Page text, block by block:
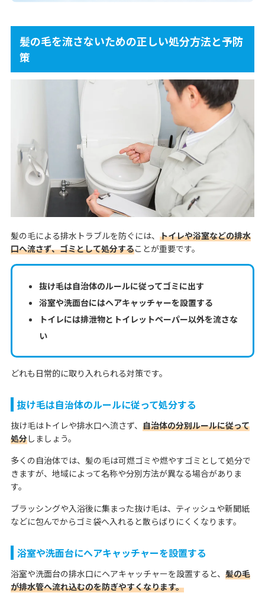
髪の毛を流さないための正しい処分方法と予防
策
髪の毛による排水トラブルを防ぐには、 トイレや浴室などの排水
口へ流さず、ゴミとして処分することが重要です。
抜け毛は自治体のルールに従ってゴミに出す
浴室や洗面台にはヘアキャッチャーを設置する
トイレには排泄物とトイレットペーパー以外を流さな
い
どれも日常的に取り入れられる対策です。
抜け毛は自治体のルールに従って処分する
抜け毛はトイレや排水口へ流さず、 自治体の分別ルールに従って
処分しましょう。
多くの自治体では、髪の毛は可燃ゴミや燃やすゴミとして処分で
きますが、地域によって名称や分別方法が異なる場合がありま
す。
ブラッシングや入浴後に集まった抜け毛は、ティッシュや新聞紙
などに包んでからゴミ袋へ入れると散らばりにくくなります。
浴室や洗面台にヘアキャッチャーを設置する
浴室や洗面台の排水口にヘアキャッチャーを設置すると、 髪の毛
が排水管へ流れ込むのを防ぎやすくなります。